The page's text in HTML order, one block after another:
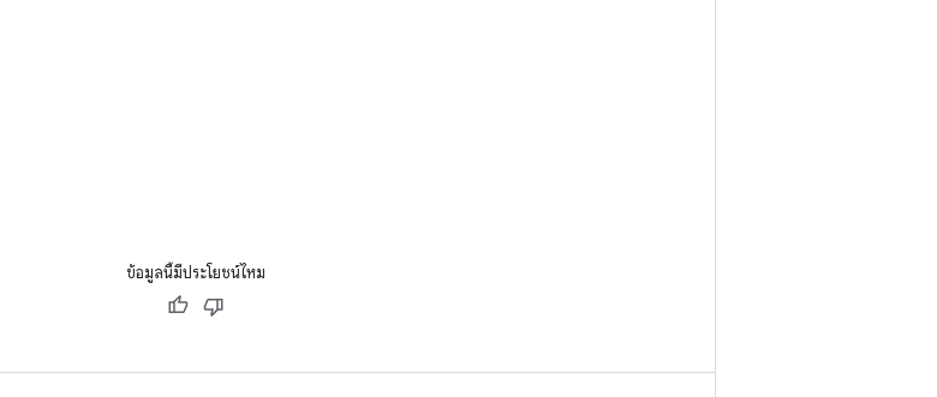
ข้อมูลนี้มีประโยชน์ไหม